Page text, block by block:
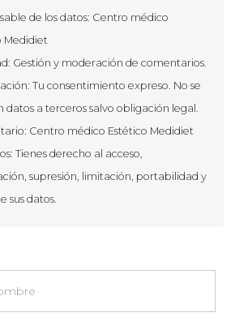
de los datos: Centro médico
Medidiet
Gestión y moderación de comentarios.
Tu consentimiento expreso. No se
datos a terceros salvo obligación legal.
Centro médico Estético Medidiet
Tienes derecho al acceso,
supresión, limitación, portabilidad y
sus datos.